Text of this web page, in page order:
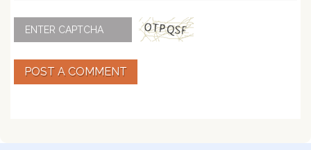
POST A COMMENT